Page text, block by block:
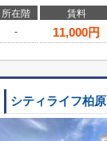
所在階 賃料
-
11,000円
シティライフ柏原